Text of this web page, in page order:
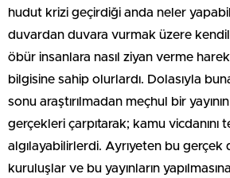
hudut krizi geçirdiği anda neler
duvardan duvara vurmak üzere
öbür insanlara nasıl ziyan verme
bilgisine sahip olurlardı. Dolasıyla
sonu araştırılmadan meçhul bir yayının
gerçekleri çarpıtarak; kamu vicdanını
algılayabilirlerdi. Ayrıyeten bu gerçek
kuruluşlar ve bu yayınların